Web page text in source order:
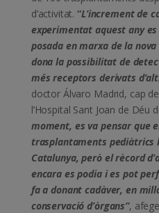
d’activitat. “L’increment de
experimentat aquest any
posada en marxa de la
dona la possibilitat de
més receptors derivats
doctor Álvaro Madrid, cap
l’Hospital Sant Joan de Déu
moment, es va pensar que
trasplantaments pediàtrics
Catalunya, però el rècord
encara es podia i es pot
fa a donant cadàver, en
conservació d’òrgans”,